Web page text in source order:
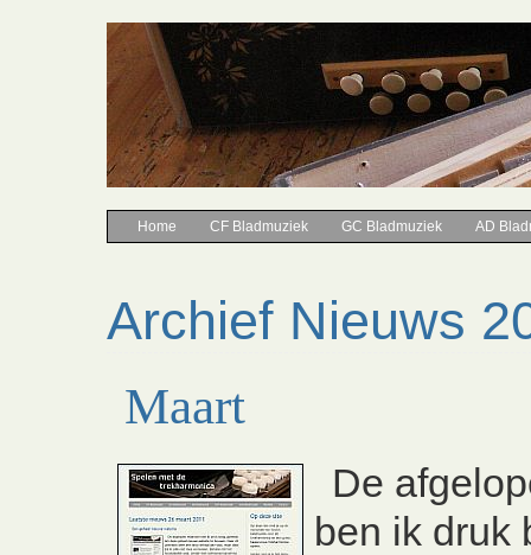
Home CF Bladmuziek GC Bladmuziek AD
Archief Nieuws
Maart
De
ben ik druk